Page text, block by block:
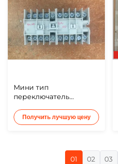
Мини тип
переключатель
компрессора воздуха
электрически
Получить лучшую цену
01 02 03